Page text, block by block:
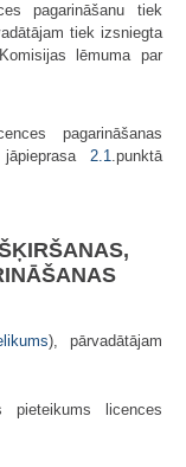
pagarināšanu tiek
tiek izsniegta
lēmuma par
pagarināšanas
2.1.punktā
), pārvadātājam
pieteikums licences